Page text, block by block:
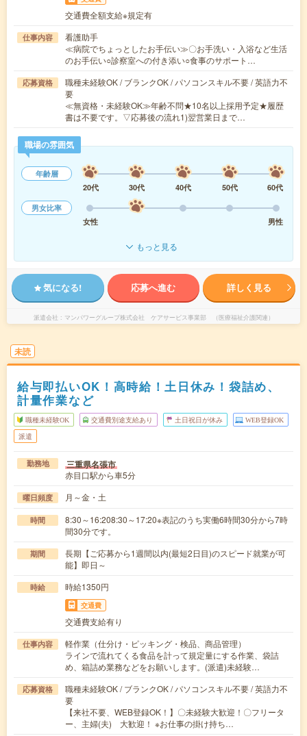
交通費全額支給※規定有
仕事内容
看護助手
≪病院でちょっとしたお手伝い≫〇お手洗い・入浴など生活
のお手伝い○診察室への付き添い○食事のサポート…
応募資格
職種未経験OK / ブランクOK / パソコンスキル不要 / 英語力不
要
≪無資格・未経験OK≫年齢不問★10名以上採用予定★履歴
書は不要です。▽応募後の流れ1)翌営業日まで…
職場の雰囲気
年齢層
20代
30代 40代 50代
60代
男女比率
女性
男性
もっと見る
気になる! 応募へ進む 詳しく見る
派遣会社 マンパワーグループ株式会社 ケアサービス事業部 （医療福祉介護関連）
未読
給与即払いOK！高時給！土日休み！袋詰め、
計量作業など
職種未経験OK 交通費別途支給あり 土日祝日が休み WEB登録OK
派遣
勤務地 三重県名張市
赤目口駅から車5分
曜日頻度 月～金・土
時間
8:30～16:208:30～17:20※表記のうち実働6時間30分から7時
間30分です。
期間
長期【ご応募から1週間以内(最短2日目)のスピード就業が可
能】即日～
時給 時給1350円
交通費
交通費支給有り
仕事内容
軽作業（仕分け・ピッキング・検品、商品管理）
ラインで流れてくる食品を計って規定量にする作業、袋詰
め、箱詰め業務などをお願いします。(派遣)未経験…
応募資格
職種未経験OK / ブランクOK / パソコンスキル不要 / 英語力不
要
【来社不要、WEB登録OK！】〇未経験大歓迎！〇フリータ
ー、主婦(夫) 大歓迎！ ※お仕事の掛け持ち…